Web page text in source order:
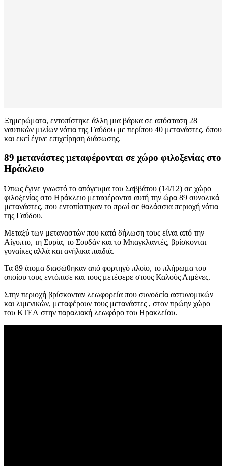
Ξημερώματα, εντοπίστηκε άλλη μια βάρκα σε απόσταση 28
ναυτικών μιλίων νότια της Γαύδου με περίπου 40 μετανάστες, όπου
και εκεί έγινε επιχείρηση διάσωσης.
89 μετανάστες μεταφέρονται σε χώρο φιλοξενίας στο
Ηράκλειο
Όπως έγινε γνωστό το απόγευμα του Σαββάτου (14/12) σε χώρο
φιλοξενίας στο Ηράκλειο μεταφέρονται αυτή την ώρα 89 συνολικά
μετανάστες, που εντοπίστηκαν το πρωί σε θαλάσσια περιοχή νότια
της Γαύδου.
Μεταξύ των μεταναστών που κατά δήλωση τους είναι από την
Αίγυπτο, τη Συρία, το Σουδάν και το Μπαγκλαντές, βρίσκονται
γυναίκες αλλά και ανήλικα παιδιά.
Τα 89 άτομα διασώθηκαν από φορτηγό πλοίο, το πλήρωμα του
οποίου τους εντόπισε και τους μετέφερε στους Καλούς Λιμένες.
Στην περιοχή βρίσκονταν λεωφορεία που συνοδεία αστυνομικών
και λιμενικών, μεταφέρουν τους μετανάστες , στον πρώην χώρο
του ΚΤΕΛ στην παραλιακή λεωφόρο του Ηρακλείου.